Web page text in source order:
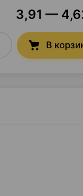
3,91 —
В